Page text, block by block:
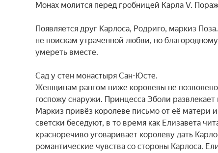
Монах молится перед гробницей Карла V.
Появляется друг Карлоса, Родриго, маркиз
не поискам утраченной любви, но
умереть вместе.
Сад у стен монастыря Сан-Юсте.
Женщинам рангом ниже королевы не
госпожу снаружи. Принцесса Эболи
Маркиз привёз королеве письмо от её матери
светски беседуют, в то время как Елизавета
красноречиво уговаривает королеву дать
романтические чувства со стороны Карлоса.